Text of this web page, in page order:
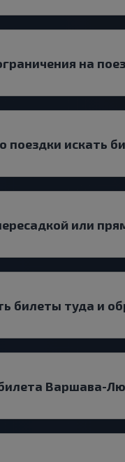
на
поездки искать
или
билеты туда и
Варшава-